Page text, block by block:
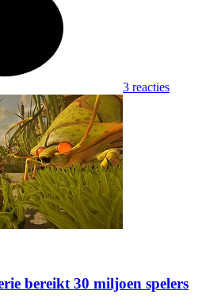
3 reacties
bereikt 30 miljoen spelers